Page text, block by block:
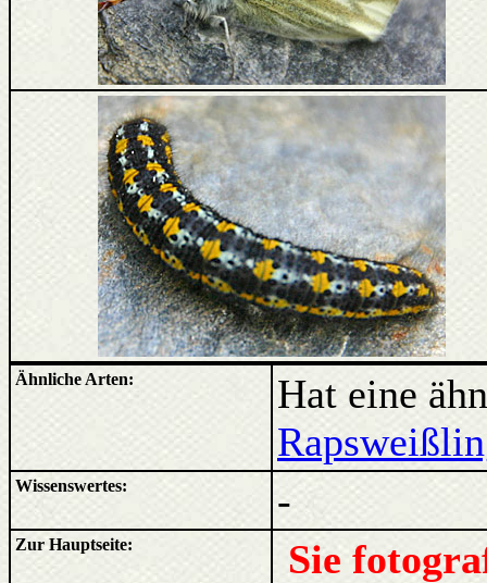
Ähnliche Arten:
Hat eine
Wissenswertes: -
Zur Hauptseite:
Sie